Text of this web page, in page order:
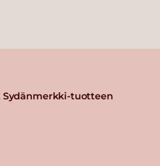
tuotteen